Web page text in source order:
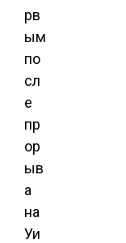
рв
ым
по
сл
е
пр
ор
ыв
а
на
Уи